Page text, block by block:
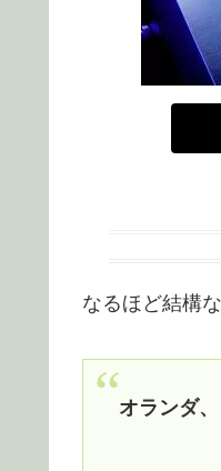
なるほど結構
オランダ